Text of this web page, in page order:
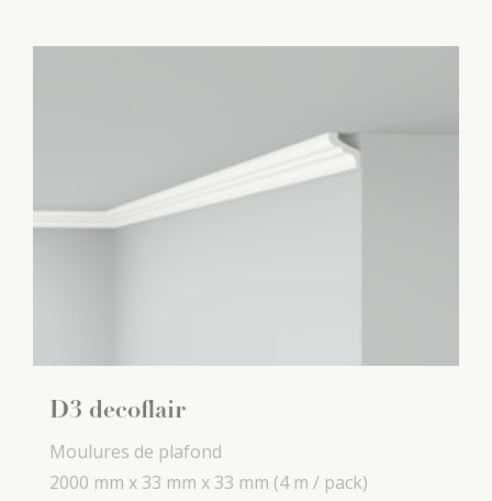
D3 decoflair
Moulures de plafond
2000 mm x 33 mm x 33 mm (4 m / pack)